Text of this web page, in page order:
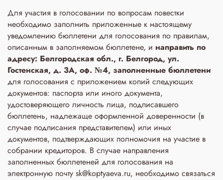
Для участия в голосовании по вопросам повестки
необходимо заполнить приложенные к настоящему
уведомлению бюллетени для голосования по правилам,
описанным в заполняемом бюллетене, и направить по
адресу: Белгородская обл., г. Белгород, ул.
Гостенская, д. 3A, оф. №4, заполненные бюллетени
для голосования с приложением копий следующих
документов: паспорта или иного документа,
удостоверяющего личность лица, подписавшего
бюллетень, надлежаще оформленной доверенности (в
случае подписания представителем) или иных
документов, подтверждающих полномочия на участие в
собрании кредиторов. В случае направления
заполненных бюллетеней для голосования на
электронную почту sk@koptyaeva.ru, необходимо связаться